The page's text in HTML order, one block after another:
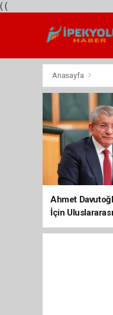
( (
Anasayfa
Ahmet
İçin
Destek